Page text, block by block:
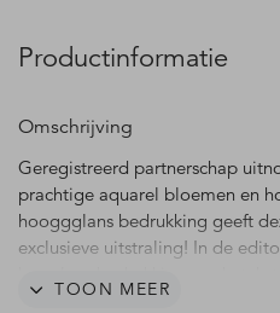
Productinformatie
Omschrijving
Geregistreerd partnerschap
prachtige aquarel bloemen en
hooggglans bedrukking geeft
exclusieve uitstraling! In de
wensen. Heb je vragen? Laat
TOON MEER